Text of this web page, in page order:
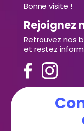
Bonne visite !
Rejoignez
Retrouvez nos
et restez